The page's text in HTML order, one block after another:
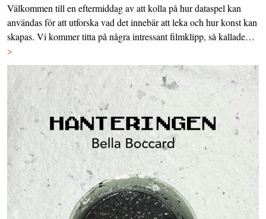
Välkommen till en eftermiddag av att kolla på hur dataspel kan
användas för att utforska vad det innebär att leka och hur konst kan
skapas. Vi kommer titta på några intressant filmklipp, så kallade…
>